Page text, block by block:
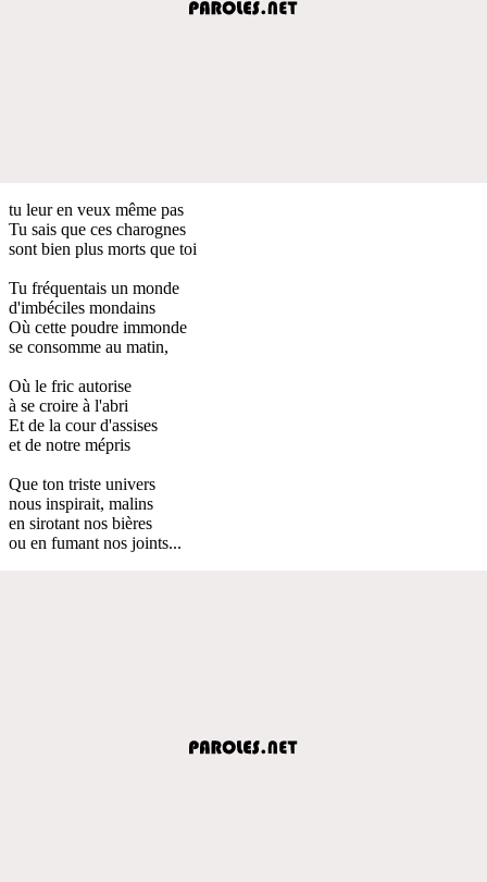
tu leur en veux même pas
Tu sais que ces charognes
sont bien plus morts que toi
Tu fréquentais un monde
d'imbéciles mondains
Où cette poudre immonde
se consomme au matin,
Où le fric autorise
à se croire à l'abri
Et de la cour d'assises
et de notre mépris
Que ton triste univers
nous inspirait, malins
en sirotant nos bières
ou en fumant nos joints...